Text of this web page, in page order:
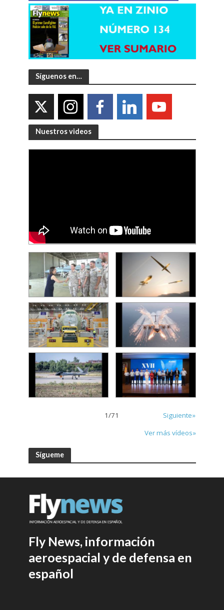
Síguenos en…
Nuestros videos
1/71
Siguiente»
Ver más vídeos»
Sígueme
Fly News, información
aeroespacial y de defensa en
español